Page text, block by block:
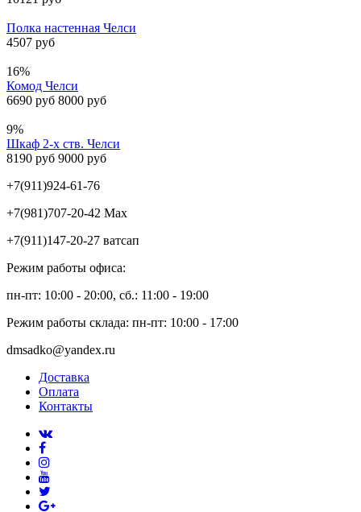
Полка настенная Челси
4507 руб
16%
Комод Челси
6690 руб 8000 руб
9%
Шкаф 2-х ств. Челси
8190 руб 9000 руб
+7(911)924-61-76
+7(981)707-20-42 Max
+7(911)147-20-27 ватсап
Режим работы офиса:
пн-пт: 10:00 - 20:00, сб.: 11:00 - 19:00
Режим работы склада: пн-пт: 10:00 - 17:00
dmsadko@yandex.ru
Доставка
Оплата
Контакты